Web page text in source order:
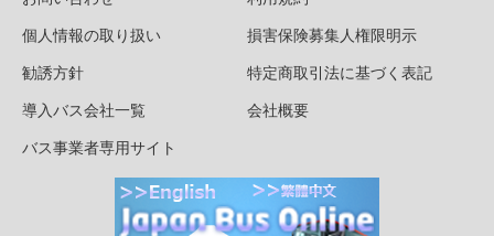
個人情報の取り扱い
損害保険募集人権限明示
勧誘方針
特定商取引法に基づく表記
導入バス会社一覧
会社概要
バス事業者専用サイト